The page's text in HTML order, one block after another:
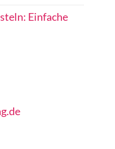
Einfache